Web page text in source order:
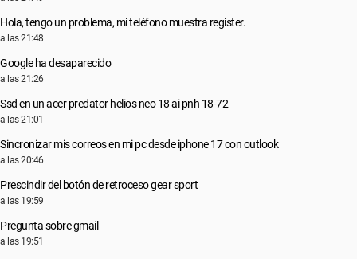
Hola, tengo un problema, mi teléfono muestra register.
a las 21:48
Google ha desaparecido
a las 21:26
Ssd en un acer predator helios neo 18 ai pnh 18-72
a las 21:01
Sincronizar mis correos en mi pc desde iphone 17 con outlook
a las 20:46
Prescindir del botón de retroceso gear sport
a las 19:59
Pregunta sobre gmail
a las 19:51